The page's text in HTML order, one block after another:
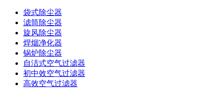
袋式除尘器
滤筒除尘器
旋风除尘器
焊烟净化器
锅炉除尘器
自洁式空气过滤器
初中效空气过滤器
高效空气过滤器